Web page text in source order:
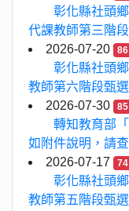
彰化縣社頭
代課教師第三階
2026-07-20
86
彰化縣社頭
教師第六階段甄
2026-07-30
85
轉知教育部
如附件說明，請
2026-07-17
74
彰化縣社頭
教師第五階段甄